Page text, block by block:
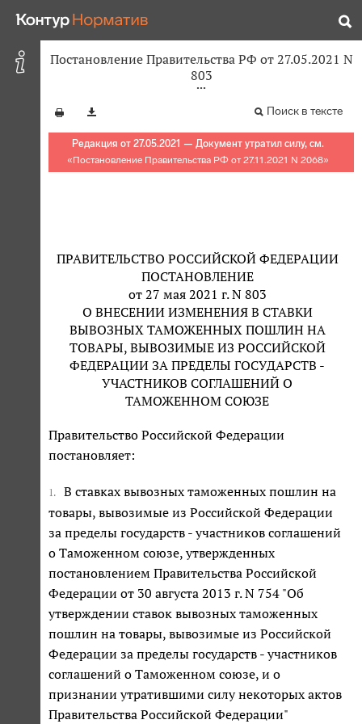
Постановление Правительства РФ от 27.05.2021 N
803
Поиск в тексте
Редакция от 27.05.2021 — Документ утратил силу, см.
«Постановление Правительства РФ от 27.11.2021 N 2068»
ПРАВИТЕЛЬСТВО РОССИЙСКОЙ ФЕДЕРАЦИИ
ПОСТАНОВЛЕНИЕ
от 27 мая 2021 г. N 803
О ВНЕСЕНИИ ИЗМЕНЕНИЯ В СТАВКИ
ВЫВОЗНЫХ ТАМОЖЕННЫХ ПОШЛИН НА
ТОВАРЫ, ВЫВОЗИМЫЕ ИЗ РОССИЙСКОЙ
ФЕДЕРАЦИИ ЗА ПРЕДЕЛЫ ГОСУДАРСТВ -
УЧАСТНИКОВ СОГЛАШЕНИЙ О
ТАМОЖЕННОМ СОЮЗЕ
Правительство Российской Федерации
постановляет:
1.
В ставках вывозных таможенных пошлин на
товары, вывозимые из Российской Федерации
за пределы государств - участников соглашений
о Таможенном союзе, утвержденных
постановлением Правительства Российской
Федерации от 30 августа 2013 г. N 754 "Об
утверждении ставок вывозных таможенных
пошлин на товары, вывозимые из Российской
Федерации за пределы государств - участников
соглашений о Таможенном союзе, и о
признании утратившими силу некоторых актов
Правительства Российской Федерации"